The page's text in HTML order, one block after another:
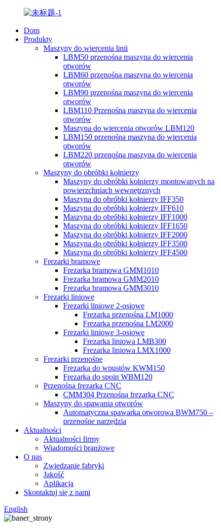
Dom
Produkty
Maszyny do wiercenia linii
LBM50 przenośna maszyna do wiercenia
otworów
LBM60 przenośna maszyna do wiercenia
otworów
LBM90 przenośna maszyna do wiercenia
otworów
LBM110 Przenośna maszyna do wiercenia
otworów
Maszyna do wiercenia otworów LBM120
LBM150 przenośna maszyna do wiercenia
otworów
LBM220 przenośna maszyna do wiercenia
otworów
Maszyny do obróbki kołnierzy
Maszyny do obróbki kołnierzy montowanych na
powierzchniach wewnętrznych
Maszyna do obróbki kołnierzy IFF350
Maszyna do obróbki kołnierzy IFF610
Maszyna do obróbki kołnierzy IFF1000
Maszyna do obróbki kołnierzy IFF1650
Maszyna do obróbki kołnierzy IFF2000
Maszyna do obróbki kołnierzy IFF3500
Maszyna do obróbki kołnierzy IFF4500
Frezarki bramowe
Frezarka bramowa GMM1010
Frezarka bramowa GMM2010
Frezarka bramowa GMM3010
Frezarki liniowe
Frezarki liniowe 2-osiowe
Frezarka przenośna LM1000
Frezarka przenośna LM2000
Frezarki liniowe 3-osiowe
Frezarka liniowa LMB300
Frezarka liniowa LMX1000
Frezarki przenośne
Frezarka do wpustów KWM150
Frezarka do spoin WBM120
Przenośna frezarka CNC
CMM304 Przenośna frezarka CNC
Maszyny do spawania otworów
Automatyczna spawarka otworowa BWM750 –
przenośne narzędzia
Aktualności
Aktualności firmy
Wiadomości branżowe
O nas
Zwiedzanie fabryki
Jakość
Aplikacja
Skontaktuj się z nami
English